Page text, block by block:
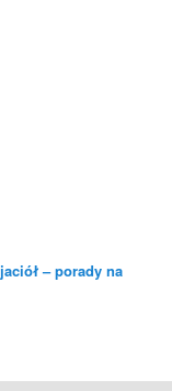
– porady na